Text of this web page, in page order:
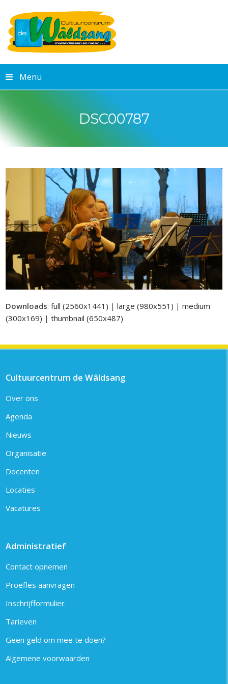
Menu
DSC00787
Downloads:full (2560x1441) |large (980x551) |medium
(300x169) |thumbnail (650x487)
Cultuurcentrum de Wâldsang
Over ons
Agenda
Nieuws
Organisatie
Docenten
Locaties
Vacatures
Administratief
Contact opnemen
Proefles aanvragen
Inschrijfformulier
Tarieven
Geen geld om mee te doen?
Algemene voorwaarden